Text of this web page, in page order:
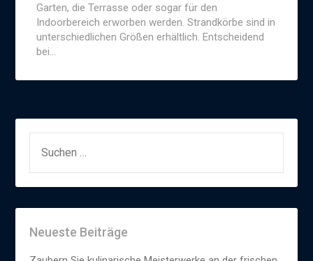
Garten, die Terrasse oder sogar für den
Indoorbereich erworben werden. Strandkörbe sind in
unterschiedlichen Größen erhältlich. Entscheidend
bei…
NACH:
Neueste Beiträge